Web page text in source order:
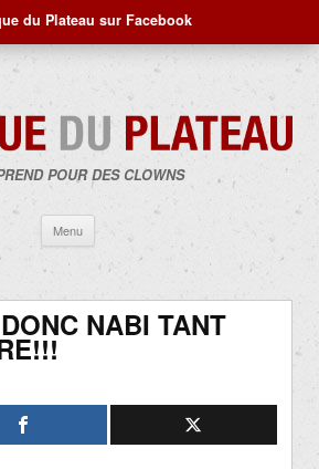
du Plateau sur Facebook
POUR DES CLOWNS
Menu
contenu
NABI TANT